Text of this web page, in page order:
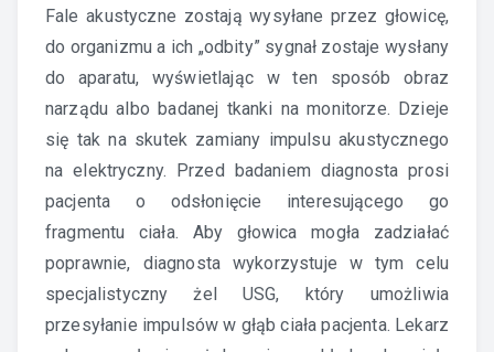
Fale akustyczne zostają wysyłane przez głowicę,
do organizmu a ich „odbity” sygnał zostaje wysłany
do aparatu, wyświetlając w ten sposób obraz
narządu albo badanej tkanki na monitorze. Dzieje
się tak na skutek zamiany impulsu akustycznego
na elektryczny. Przed badaniem diagnosta prosi
pacjenta o odsłonięcie interesującego go
fragmentu ciała. Aby głowica mogła zadziałać
poprawnie, diagnosta wykorzystuje w tym celu
specjalistyczny żel USG, który umożliwia
przesyłanie impulsów w głąb ciała pacjenta. Lekarz